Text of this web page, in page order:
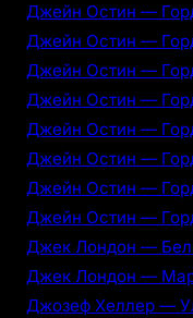
Джейн Остин —
Джейн Остин —
Джейн Остин —
Джейн Остин —
Джейн Остин —
Джейн Остин —
Джейн Остин —
Джейн Остин —
Джек Лондон —
Джек Лондон —
Джозеф Хеллер —